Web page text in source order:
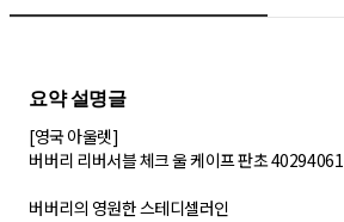
요약 설명글
[영국 아울렛]
버버리 리버서블 체크 울 케이프 판초 40294061
버버리의 영원한 스테디셀러인